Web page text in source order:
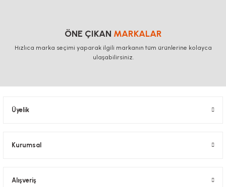
ÖNE ÇIKAN MARKALAR
Hızlıca marka seçimi yaparak ilgili markanın tüm ürünlerine kolayca
ulaşabilirsiniz.
Üyelik
Kurumsal
Alışveriş